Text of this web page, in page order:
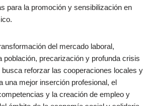
para la promoción y sensibilización en
del mercado laboral,
población, precarización y profunda crisis
reforzar las cooperaciones locales y
una mejor inserción profesional, el
y la creación de empleo y